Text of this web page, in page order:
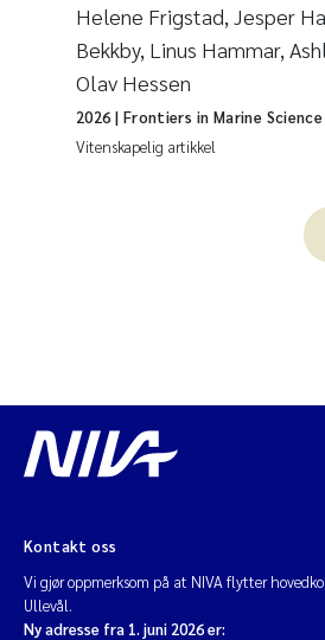
Helene Frigstad, Jesper
Bekkby, Linus Hammar,
Olav Hessen
Vitenskapelig artikkel
2026 | Frontiers in Marine Science
Kontakt oss
Vi gjør oppmerksom på at NIVA flytter
Ullevål.
Ny adresse fra 1. juni 2026 er: